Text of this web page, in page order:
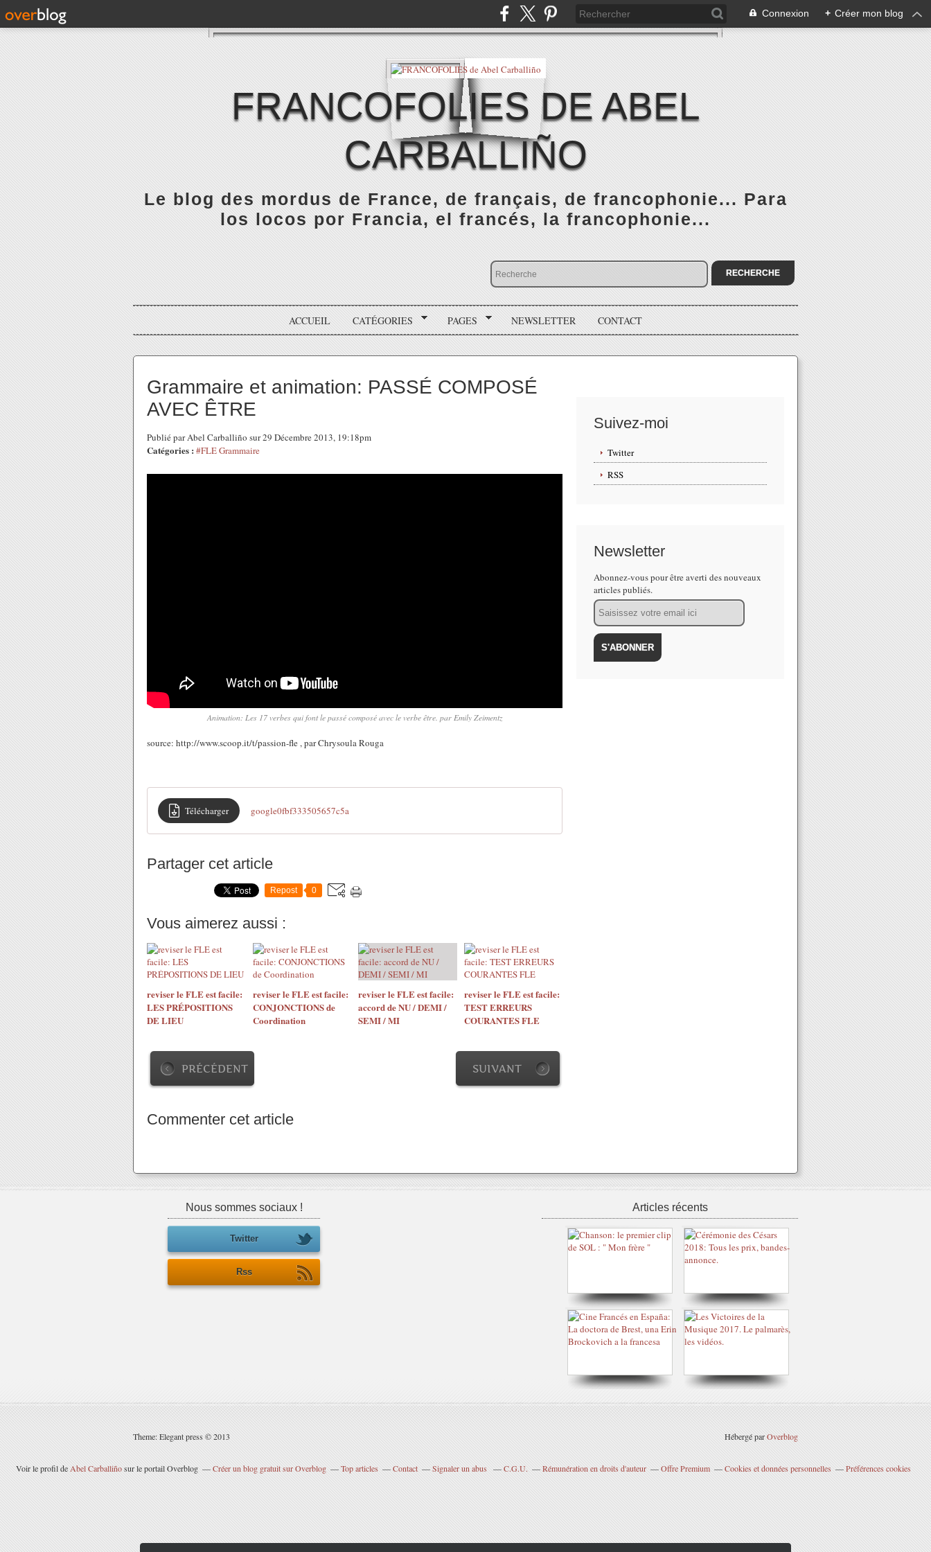
Connexion + Créer mon blog
FRANCOFOLIES DE ABEL
CARBALLIÑO
Le blog des mordus de France, de français, de francophonie... Para
los locos por Francia, el francés, la francophonie...
ACCUEIL CATÉGORIES PAGES NEWSLETTER CONTACT
Grammaire et animation: PASSÉ COMPOSÉ
AVEC ÊTRE
Publié par Abel Carballiño sur 29 Décembre 2013, 19:18pm
Catégories : #FLE Grammaire
Animation: Les 17 verbes qui font le passé composé avec le verbe être. par Emily Zeimentz
source: http://www.scoop.it/t/passion-fle , par Chrysoula Rouga
Télécharger google0fbf333505657c5a
Partager cet article
Repost 0
Vous aimerez aussi :
reviser le FLE est facile:
LES PRÉPOSITIONS
DE LIEU
reviser le FLE est facile:
CONJONCTIONS de
Coordination
reviser le FLE est facile:
accord de NU / DEMI /
SEMI / MI
reviser le FLE est facile:
TEST ERREURS
COURANTES FLE
PRÉCÉDENT SUIVANT
Commenter cet article
Suivez-moi
Twitter
RSS
Newsletter
Abonnez-vous pour être averti des nouveaux
articles publiés.
Email
Nous sommes sociaux !
Twitter
Rss
Articles récents
Theme: Elegant press © 2013 Hébergé parOverblog
Voir le profil de Abel Carballiñosur le portail Overblog Créer un blog gratuit sur Overblog Top articles Contact Signaler un abus C.G.U. Rémunération en droits d'auteur Offre Premium Cookies et données personnelles Préférences cookies